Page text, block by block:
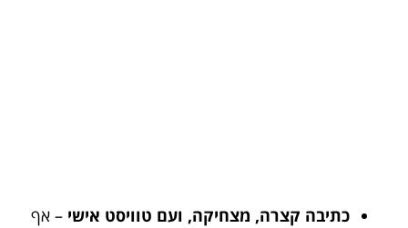
כתיבה קצרה, מצחיקה, ועם טוויסט אישי – אף